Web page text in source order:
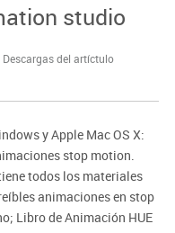
studio
Descargas del artíctulo
y Apple Mac OS X:
stop motion.
todos los materiales
animaciones en stop
Libro de Animación HUE